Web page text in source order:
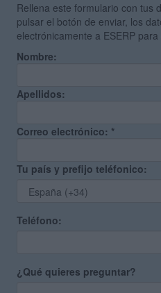
Rellena este formulario con tus
pulsar el botón de enviar, los
electrónicamente a ESERP
Nombre:
Apellidos:
Correo electrónico: *
Tu país y prefijo teléfonico:
Teléfono:
¿Qué quieres preguntar?